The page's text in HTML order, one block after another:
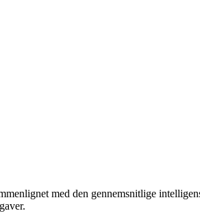
med den gennemsnitlige